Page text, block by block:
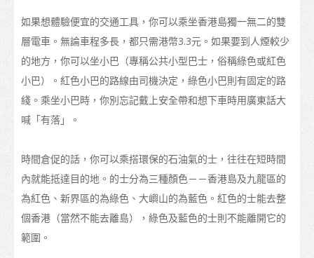
香港院校的校曆
更多升學選擇
升學途徑
申請入學
簽證
入學要求
在港生活
到埗
如果想體驗便宜的交通工具，你可以乘坐香港島獨一無二的雙
層電車。無論車程多長，都只需港幣3.3元。如果要到人煙較少
的地方，你可以坐小巴（專稱公共小型巴士，俗稱綠色或紅色
小巴）。紅色小巴的路線由司機決定，綠色小巴則有固定的路
綫。乘坐小巴時，你別忘記戴上安全帶和想下車時用廣東話大
喊「有落」。
時間倉促的話，你可以乘搭環保的石油氣的士，往往在短時間
內就能抵達目的地。的士分為三種顏色－－香港島及九龍區的
為紅色、新界區的為綠色、大嶼山的為藍色。紅色的士能去整
個香港（當然不能去離島），綠色及藍色的士則不能離開它的
範圍。